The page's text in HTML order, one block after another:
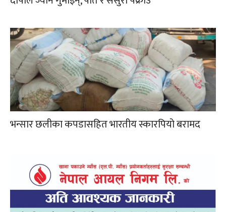
भन्सार छलीका कपडासहित भारतीय स्कारपियो बरामद